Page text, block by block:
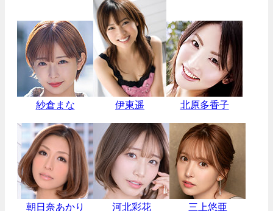
紗倉まな 伊東遥 北原多香子
朝日奈あかり 河北彩花 三上悠亜